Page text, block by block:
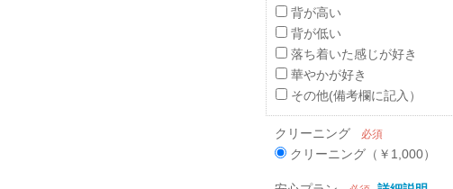
背が高い
背が低い
落ち着いた感じが好き
華やかが好き
その他(備考欄に記入）
クリーニング 必須
クリーニング（￥1,000）